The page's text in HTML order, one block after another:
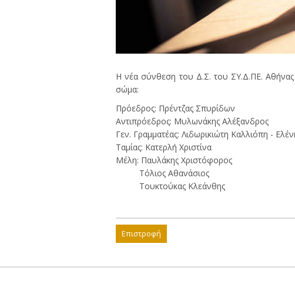
Η νέα σύνθεση του Δ.Σ. του ΣΥ.Δ.ΠΕ. Αθήνας
σώμα:
Πρόεδρος: Πρέντζας Σπυρίδων
Αντιπρόεδρος: Μυλωνάκης Αλέξανδρος
Γεν. Γραμματέας: Λιδωρικιώτη Καλλιόπη -
Ταμίας: Κατερλή Χριστίνα
Μέλη: Παυλάκης Χριστόφορος
Τόλιος Αθανάσιος
Τουκτούκας Κλεάνθης
Επιστροφή